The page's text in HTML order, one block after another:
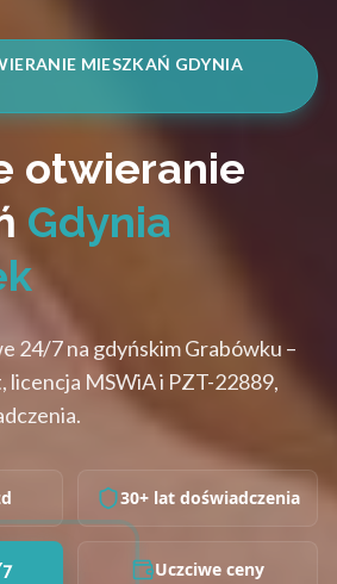
MIESZKAŃ GDYNIA
otwieranie
Gdynia
24/7 na gdyńskim Grabówku –
licencja MSWiA i PZT-22889,
30+ lat doświadczenia
Uczciwe ceny